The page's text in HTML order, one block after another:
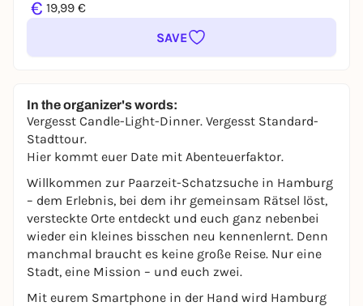
€ 19,99 €
SAVE
In the organizer's words:
Vergesst Candle-Light-Dinner. Vergesst Standard-
Stadttour.
Hier kommt euer Date mit Abenteuerfaktor.
Willkommen zur Paarzeit-Schatzsuche in Hamburg
– dem Erlebnis, bei dem ihr gemeinsam Rätsel löst,
versteckte Orte entdeckt und euch ganz nebenbei
wieder ein kleines bisschen neu kennenlernt. Denn
manchmal braucht es keine große Reise. Nur eine
Stadt, eine Mission – und euch zwei.
Mit eurem Smartphone in der Hand wird Hamburg